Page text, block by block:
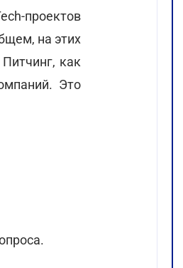
проектов
на этих
как
Это